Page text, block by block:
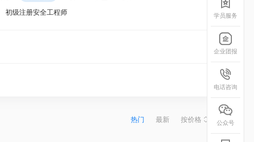
初级注册安全工程师
热门 最新 按价格
学员服务
企业团报
电话咨询
公众号